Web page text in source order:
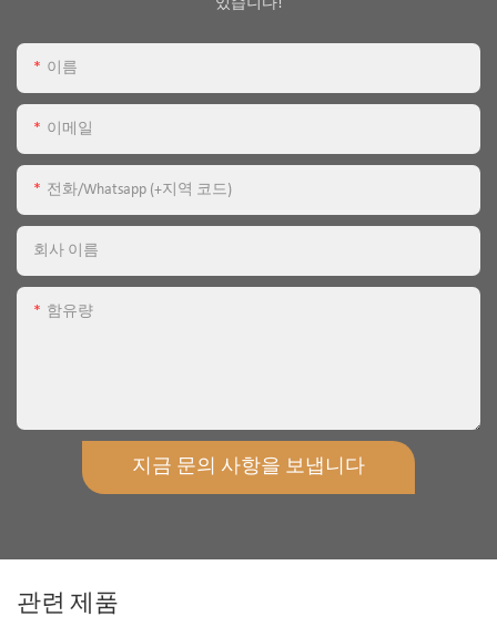
있습니다!
이름
이메일
전화/whatsapp (+지역 코드)
회사 이름
함유량
지금 문의 사항을 보냅니다
관련 제품